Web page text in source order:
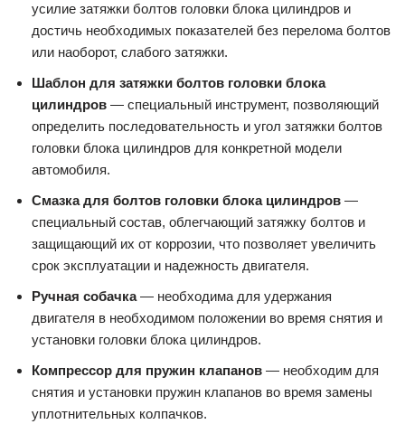
усилие затяжки болтов головки блока цилиндров и
достичь необходимых показателей без перелома болтов
или наоборот, слабого затяжки.
Шаблон для затяжки болтов головки блока
цилиндров — специальный инструмент, позволяющий
определить последовательность и угол затяжки болтов
головки блока цилиндров для конкретной модели
автомобиля.
Смазка для болтов головки блока цилиндров —
специальный состав, облегчающий затяжку болтов и
защищающий их от коррозии, что позволяет увеличить
срок эксплуатации и надежность двигателя.
Ручная собачка— необходима для удержания
двигателя в необходимом положении во время снятия и
установки головки блока цилиндров.
Компрессор для пружин клапанов — необходим для
снятия и установки пружин клапанов во время замены
уплотнительных колпачков.